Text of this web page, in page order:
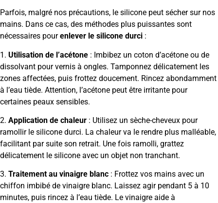
Parfois, malgré nos précautions, le silicone peut sécher sur nos
mains. Dans ce cas, des méthodes plus puissantes sont
nécessaires pourenlever le silicone durci :
1. Utilisation de l’acétone : Imbibez un coton d’acétone ou de
dissolvant pour vernis à ongles. Tamponnez délicatement les
zones affectées, puis frottez doucement. Rincez abondamment
à l’eau tiède. Attention, l’acétone peut être irritante pour
certaines peaux sensibles.
2. Application de chaleur : Utilisez un sèche-cheveux pour
ramollir le silicone durci. La chaleur va le rendre plus malléable,
facilitant par suite son retrait. Une fois ramolli, grattez
délicatement le silicone avec un objet non tranchant.
3. Traitement au vinaigre blanc : Frottez vos mains avec un
chiffon imbibé de vinaigre blanc. Laissez agir pendant 5 à 10
minutes, puis rincez à l’eau tiède. Le vinaigre aide à